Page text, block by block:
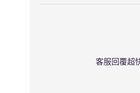
客服回覆超